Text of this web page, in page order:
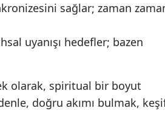
sağlar; zaman
uyanışı hedefler; bazen
olarak, spiritual bir boyut
doğru akımı bulmak,